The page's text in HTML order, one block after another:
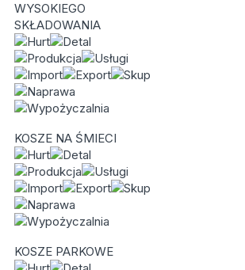
WYSOKIEGO
SKŁADOWANIA
KOSZE NA ŚMIECI
KOSZE PARKOWE